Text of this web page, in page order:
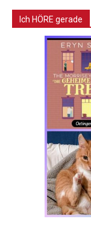
Ich HÖRE gerade